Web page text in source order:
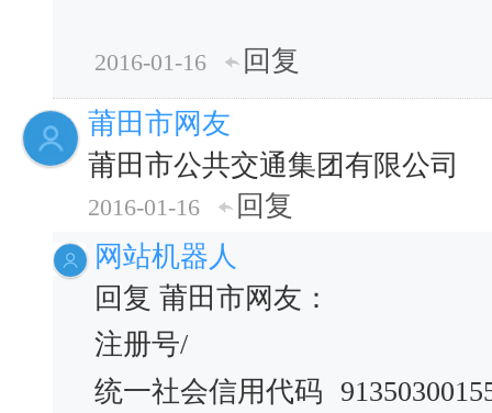
2016-01-16
回复
莆田市网友
莆田市公共交通集团有限公司
2016-01-16
回复
网站机器人
回复 莆田市网友：
注册号/
统一社会信用代码